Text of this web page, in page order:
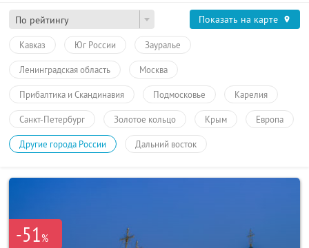
По рейтингу Показать на карте
Кавказ Юг России Зауралье
Ленинградская область Москва
Прибалтика и Скандинавия Подмосковье Карелия
Санкт-Петербург Золотое кольцо Крым Европа
Другие города России Дальний восток
-51%